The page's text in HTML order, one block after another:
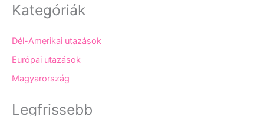
Kategóriák
Dél-Amerikai utazások
Európai utazások
Magyarország
Legfrissebb